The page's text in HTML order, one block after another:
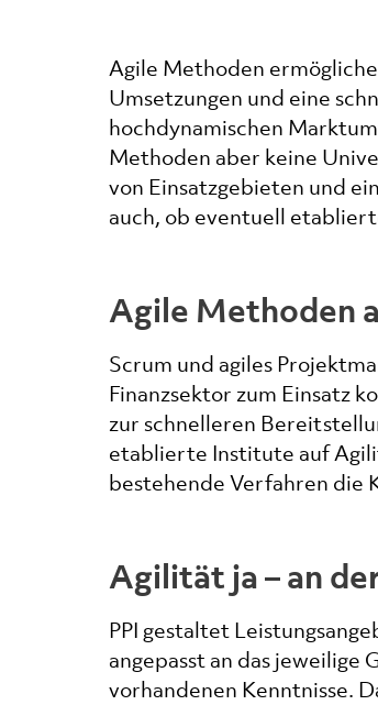
Agile Methoden
Umsetzungen und eine
hochdynamischen
Methoden aber keine
von Einsatzgebieten und
auch, ob eventuell
Agile Methoden
Scrum und agiles
Finanzsektor zum Einsatz
zur schnelleren
etablierte Institute auf
bestehende Verfahren die
Agilität ja – an
PPI gestaltet
angepasst an das
vorhandenen Kenntnisse.